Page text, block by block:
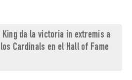
King da la victoria in extremis a
Cardinals en el Hall of Fame